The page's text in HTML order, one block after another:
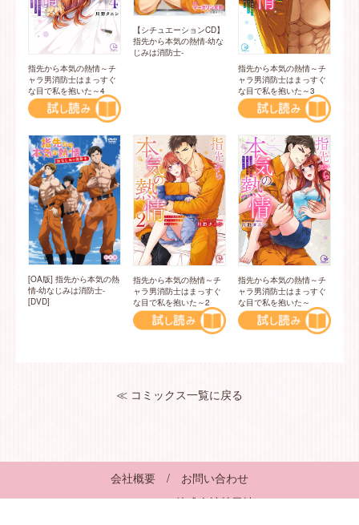
指先から本気の熱情～チ
ャラ男消防士はまっすぐ
な目で私を抱いた～4
【シチュエーションCD】
指先から本気の熱情-幼な
じみは消防士-
指先から本気の熱情～チ
ャラ男消防士はまっすぐ
な目で私を抱いた～3
[OA版] 指先から本気の熱
情-幼なじみは消防士-
[DVD]
指先から本気の熱情～チ
ャラ男消防士はまっすぐ
な目で私を抱いた～2
指先から本気の熱情～チ
ャラ男消防士はまっすぐ
な目で私を抱いた～
≪ コミックス一覧に戻る
会社概要 / お問い合わせ
© 2017-2026 株式会社彗星社